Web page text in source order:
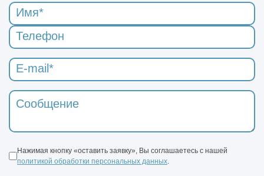
Нажимая кнопку «оставить заявку», Вы соглашаетесь с нашей
политикой обработки персональных данных